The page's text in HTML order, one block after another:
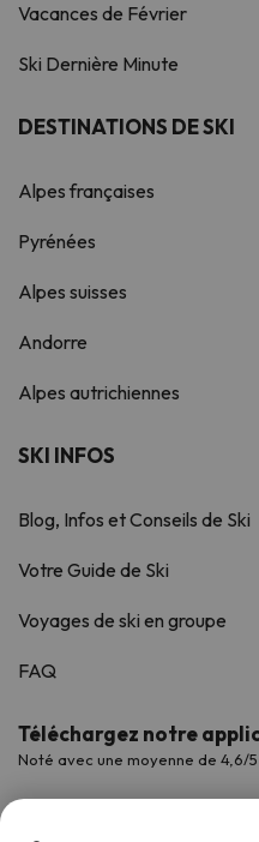
Vacances de Février
Ski Dernière Minute
DESTINATIONS DE SKI
Alpes françaises
Pyrénées
Alpes suisses
Andorre
Alpes autrichiennes
SKI INFOS
Blog, Infos et Conseils de Ski
Votre Guide de Ski
Voyages de ski en groupe
FAQ
Téléchargez notre
Noté avec une moyenne de 4,6/